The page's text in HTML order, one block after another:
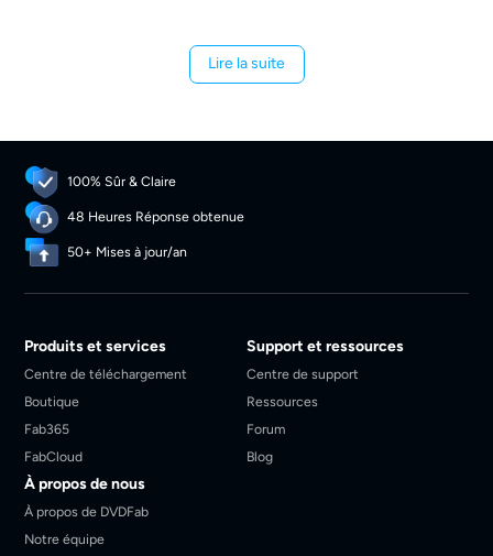
Lire la suite
100% Sûr & Claire
48 Heures Réponse obtenue
50+ Mises à jour/an
Produits et services
Centre de téléchargement
Boutique
Fab365
FabCloud
Support et ressources
Centre de support
Ressources
Forum
Blog
À propos de nous
À propos de DVDFab
Notre équipe